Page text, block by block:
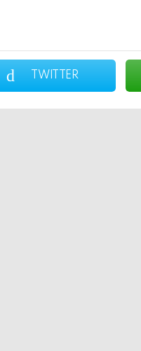
TWITTER